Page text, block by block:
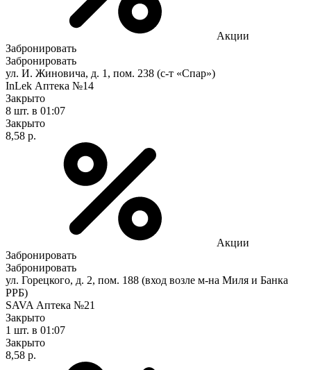
Акции
Забронировать
Забронировать
ул. И. Жиновича, д. 1, пом. 238 (с-т «Спар»)
InLek Аптека №14
Закрыто
8 шт. в 01:07
Закрыто
8,58 р.
Акции
Забронировать
Забронировать
ул. Горецкого, д. 2, пом. 188 (вход возле м-на Миля и Банка
РРБ)
SAVA Аптека №21
Закрыто
1 шт. в 01:07
Закрыто
8,58 р.